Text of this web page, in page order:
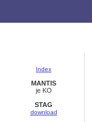
Index
MANTIS
je KO
STAG
download